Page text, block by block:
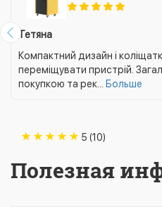
Тетяна
Компактний дизайн і
переміщувати пристрій.
покупкою та рек...
Больше
5 (10)
Полезная